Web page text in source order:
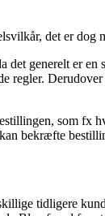
det er dog
generelt er
regler.
som fx
bekræfte
tidligere